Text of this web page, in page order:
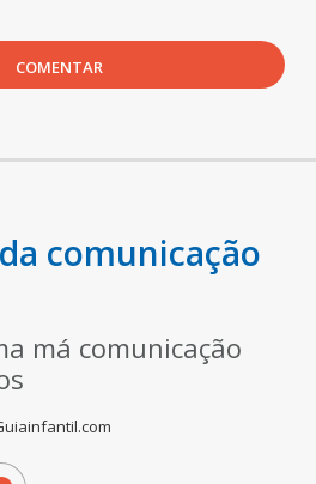
COMENTAR
comunicação
má comunicação